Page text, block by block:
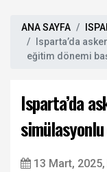
ANA SAYFA
Isparta’da
eğitim dönemi
Isparta’da
13 Mart,